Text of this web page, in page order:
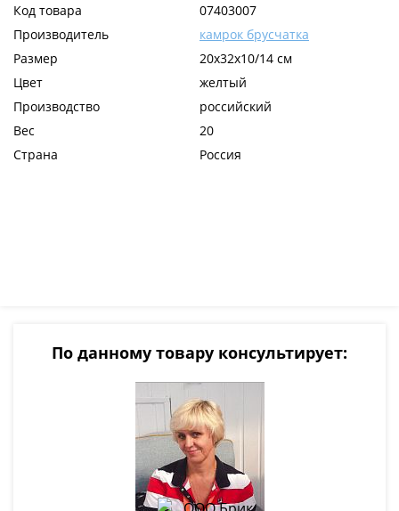
Код товара
07403007
Производитель
камрок брусчатка
Размер
20x32x10/14 см
Цвет
желтый
Производство
российский
Вес
20
Страна
Россия
По данному товару консультирует: